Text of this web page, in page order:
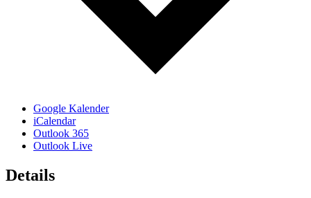
Google Kalender
iCalendar
Outlook 365
Outlook Live
Details